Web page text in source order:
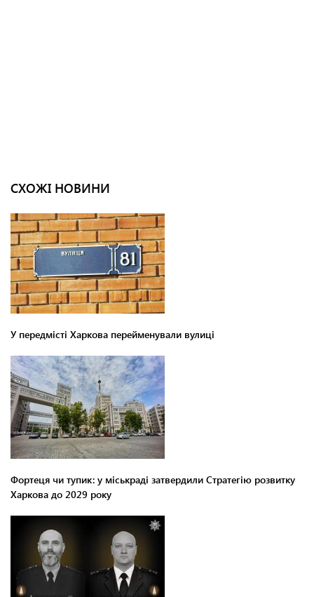
СХОЖІ НОВИНИ
У передмісті Харкова перейменували вулиці
Фортеця чи тупик: у міськраді затвердили Стратегію розвитку
Харкова до 2029 року